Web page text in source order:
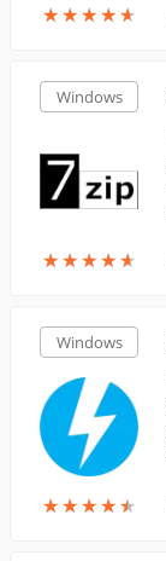
★★★★★
★★★★★
Windows
★★★★★
★★★★★
Windows
★★★★★
★★★★★